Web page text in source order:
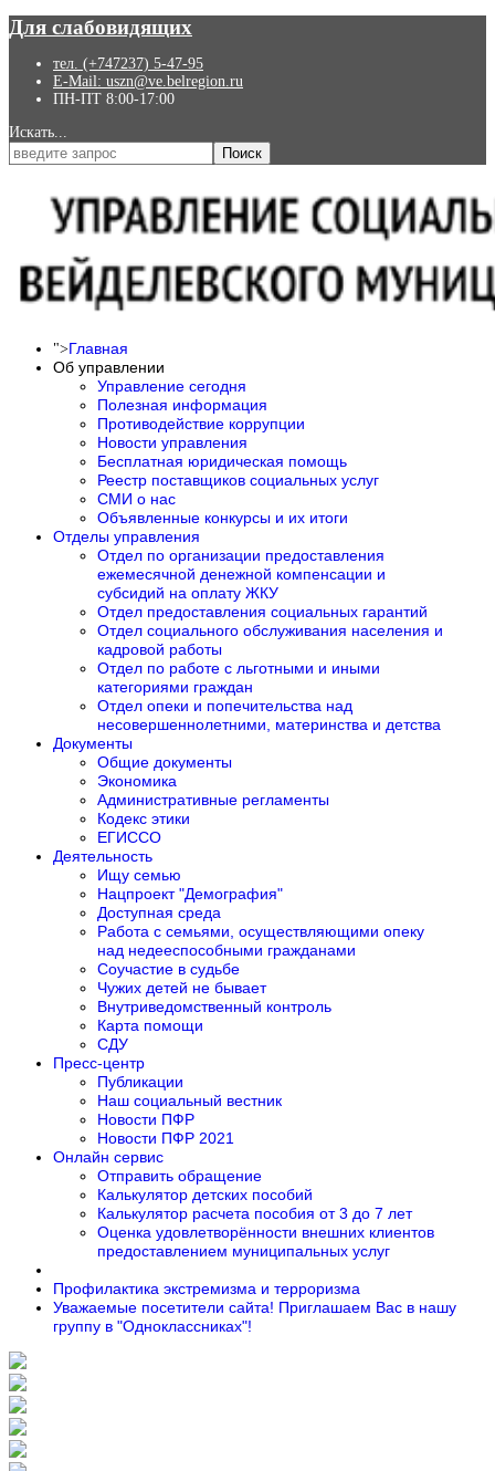
Для слабовидящих
тел. (+747237) 5-47-95
E-Mail: uszn@ve.belregion.ru
ПН-ПТ 8:00-17:00
Искать...
Поиск
">Главная
Об управлении
Управление сегодня
Полезная информация
Противодействие коррупции
Новости управления
Бесплатная юридическая помощь
Реестр поставщиков социальных услуг
СМИ о нас
Объявленные конкурсы и их итоги
Отделы управления
Отдел по организации предоставления
ежемесячной денежной компенсации и
субсидий на оплату ЖКУ
Отдел предоставления социальных гарантий
Отдел социального обслуживания населения и
кадровой работы
Отдел по работе с льготными и иными
категориями граждан
Отдел опеки и попечительства над
несовершеннолетними, материнства и детства
Документы
Общие документы
Экономика
Административные регламенты
Кодекс этики
ЕГИССО
Деятельность
Ищу семью
Нацпроект "Демография"
Доступная среда
Работа с семьями, осуществляющими опеку
над недееспособными гражданами
Соучастие в судьбе
Чужих детей не бывает
Внутриведомственный контроль
Карта помощи
СДУ
Пресс-центр
Публикации
Наш социальный вестник
Новости ПФР
Новости ПФР 2021
Онлайн сервис
Отправить обращение
Калькулятор детских пособий
Калькулятор расчета пособия от 3 до 7 лет
Оценка удовлетворённости внешних клиентов
предоставлением муниципальных услуг
Профилактика экстремизма и терроризма
Уважаемые посетители сайта! Приглашаем Вас в нашу
группу в "Одноклассниках"!